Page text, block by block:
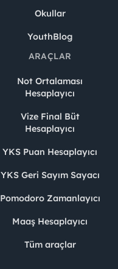
Okullar
YouthBlog
ARAÇLAR
Not Ortalaması
Hesaplayıcı
Vize Final Büt
Hesaplayıcı
YKS Puan Hesaplayıcı
YKS Geri Sayım Sayacı
Pomodoro Zamanlayıcı
Maaş Hesaplayıcı
Tüm araçlar